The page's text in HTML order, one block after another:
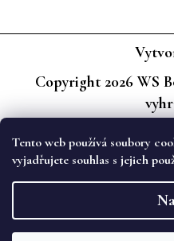
Tento web používá soubory
vyjadřujete souhlas s jejich
Copyright 2026WS